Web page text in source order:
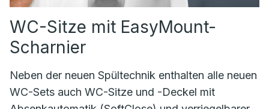
WC-Sitze mit EasyMount-
Scharnier
Neben der neuen Spültechnik enthalten alle neuen
WC-Sets auch WC-Sitze und -Deckel mit